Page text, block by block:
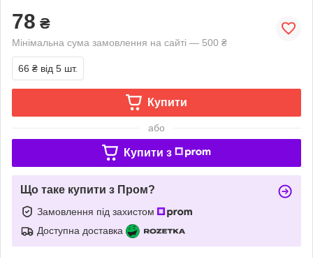
78 ₴
Мінімальна сума замовлення на сайті — 500 ₴
66 ₴ від 5 шт.
Купити
або
Купити з
Що таке купити з Пром?
Замовлення під захистом
Доступна доставка